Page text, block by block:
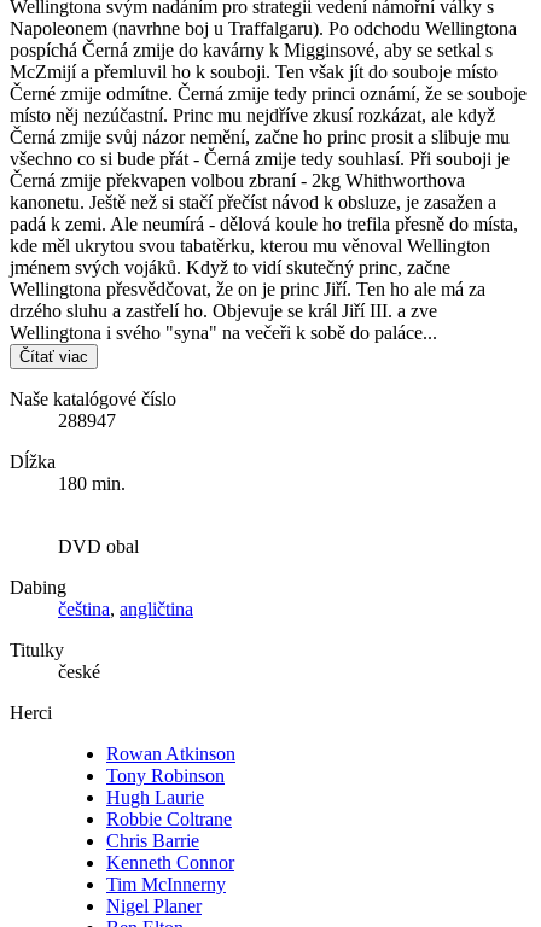
Wellingtona svým nadáním pro strategii vedení námořní války s
Napoleonem (navrhne boj u Traffalgaru). Po odchodu Wellingtona
pospíchá Černá zmije do kavárny k Migginsové, aby se setkal s
McZmijí a přemluvil ho k souboji. Ten však jít do souboje místo
Černé zmije odmítne. Černá zmije tedy princi oznámí, že se souboje
místo něj nezúčastní. Princ mu nejdříve zkusí rozkázat, ale když
Černá zmije svůj názor nemění, začne ho princ prosit a slibuje mu
všechno co si bude přát - Černá zmije tedy souhlasí. Při souboji je
Černá zmije překvapen volbou zbraní - 2kg Whithworthova
kanonetu. Ještě než si stačí přečíst návod k obsluze, je zasažen a
padá k zemi. Ale neumírá - dělová koule ho trefila přesně do místa,
kde měl ukrytou svou tabatěrku, kterou mu věnoval Wellington
jménem svých vojáků. Když to vidí skutečný princ, začne
Wellingtona přesvědčovat, že on je princ Jiří. Ten ho ale má za
drzého sluhu a zastřelí ho. Objevuje se král Jiří III. a zve
Wellingtona i svého "syna" na večeři k sobě do paláce...
Čítať viac
Naše katalógové číslo
288947
Dĺžka
180 min.
DVD obal
Dabing
čeština, angličtina
Titulky
české
Herci
Rowan Atkinson
Tony Robinson
Hugh Laurie
Robbie Coltrane
Chris Barrie
Kenneth Connor
Tim McInnerny
Nigel Planer